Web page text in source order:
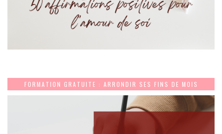
FORMATION GRATUITE : ARRONDIR SES FINS DE MOIS